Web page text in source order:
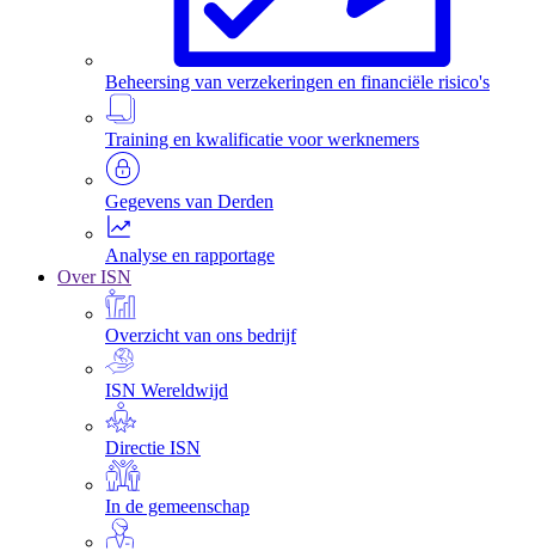
Beheersing van verzekeringen en financiële risico's
Training en kwalificatie voor werknemers
Gegevens van Derden
Analyse en rapportage
Over ISN
Overzicht van ons bedrijf
ISN Wereldwijd
Directie ISN
In de gemeenschap